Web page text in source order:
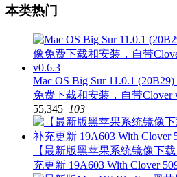
本类热门
Mac OS Big Sur 11.0.1
免费下载和安装，自带Clover
55,345 103
【最新版黑苹果系统镜像下载
充更新 19A603 With Clover